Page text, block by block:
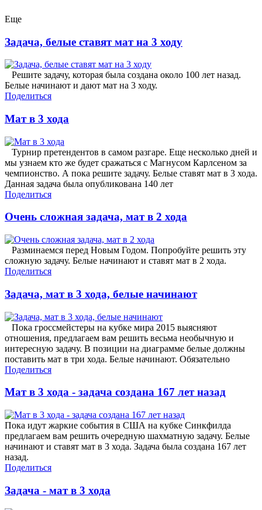
Еще
Задача, белые ставят мат на 3 ходу
Решите задачу, которая была создана около 100 лет назад.
Белые начинают и дают мат на 3 ходу.
Поделиться
Мат в 3 хода
Турнир претендентов в самом разгаре. Еще несколько дней и
мы узнаем кто же будет сражаться с Магнусом Карлсеном за
чемпионство. А пока решите задачу. Белые ставят мат в 3 хода.
Данная задача была опубликована 140 лет
Поделиться
Очень сложная задача, мат в 2 хода
Разминаемся перед Новым Годом. Попробуйте решить эту
сложную задачу. Белые начинают и ставят мат в 2 хода.
Поделиться
Задача, мат в 3 хода, белые начинают
Пока гроссмейстеры на кубке мира 2015 выясняют
отношения, предлагаем вам решить весьма необычную и
интересную задачу. В позиции на диаграмме белые должны
поставить мат в три хода. Белые начинают. Обязательно
Поделиться
Мат в 3 хода - задача создана 167 лет назад
Пока идут жаркие события в США на кубке Синкфилда
предлагаем вам решить очередную шахматную задачу. Белые
начинают и ставят мат в 3 хода. Задача была создана 167 лет
назад.
Поделиться
Задача - мат в 3 хода